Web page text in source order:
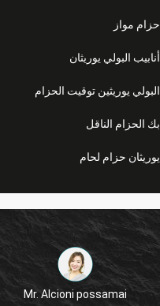
حزام مواز
أنابيب البولي يوريثان
البولي يوريثين توقيت الحزام
بك الحزام الناقل
يوريثان حزام لحام